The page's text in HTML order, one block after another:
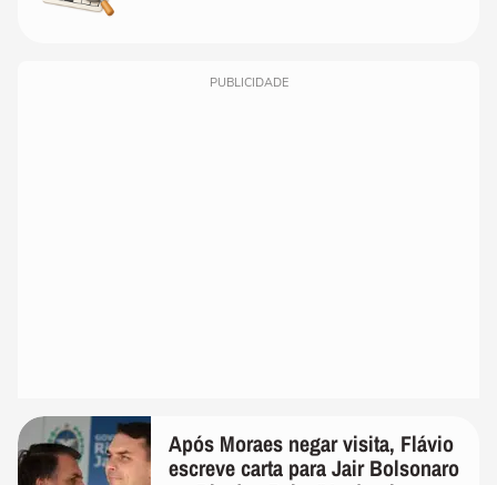
PUBLICIDADE
Após Moraes negar visita, Flávio
escreve carta para Jair Bolsonaro